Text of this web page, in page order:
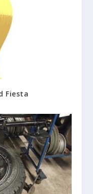
Fiesta